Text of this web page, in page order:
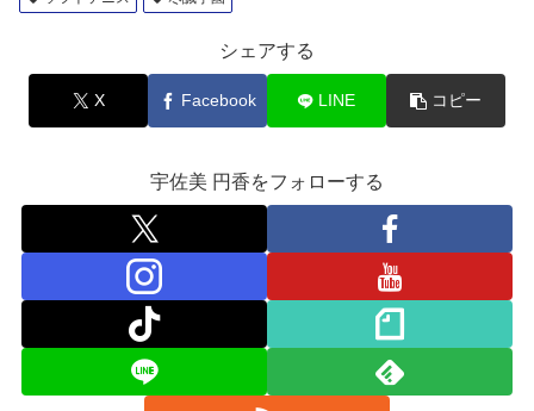
シェアする
X Facebook LINE コピー
宇佐美 円香をフォローする